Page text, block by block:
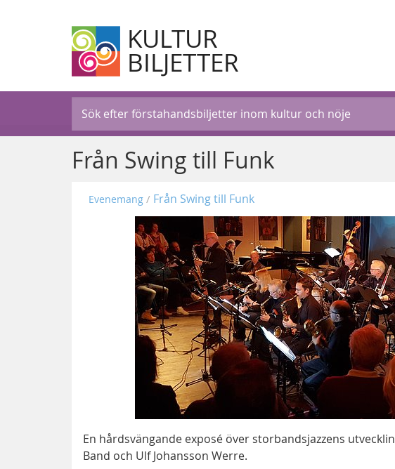
KULTUR
BILJETTER
Från Swing till Funk
Evenemang Från Swing till Funk
En hårdsvängande exposé över storbandsjazzens
Band och Ulf Johansson Werre.